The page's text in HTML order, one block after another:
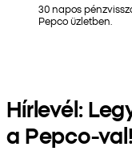
30 napos
Pepco üzletben.
Hírlevél:
a Pepco-val!